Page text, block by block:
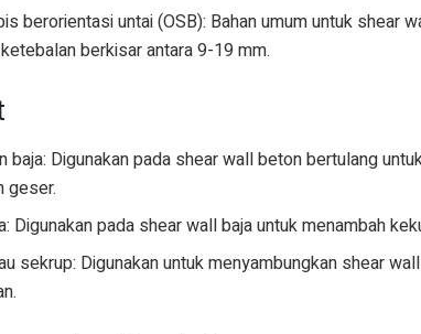
berorientasi untai (OSB): Bahan umum untuk shear
berkisar antara 9-19 mm.
baja: Digunakan pada shear wall beton bertulang
geser.
Digunakan pada shear wall baja untuk menambah
sekrup: Digunakan untuk menyambungkan shear